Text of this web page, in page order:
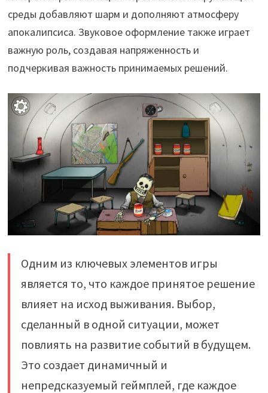
среды добавляют шарм и дополняют атмосферу
апокалипсиса. Звуковое оформление также играет
важную роль, создавая напряженность и
подчеркивая важность принимаемых решений.
Одним из ключевых элементов игры
является то, что каждое принятое решение
влияет на исход выживания. Выбор,
сделанный в одной ситуации, может
повлиять на развитие событий в будущем.
Это создает динамичный и
непредсказуемый геймплей, где каждое